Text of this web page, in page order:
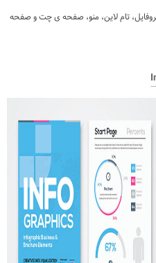
تام لاین، منو، صفحه ی چت و صفحه